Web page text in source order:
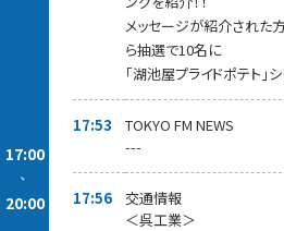
17:00
-
20:00
受かった日などなど...
スカロケからあなたに、
18時15分頃【桃屋の秒メシ】
8月は「桃屋のきざみにんにくを使っ
が生レポート！
メッセージが紹介された
ら抽選で10名に
「湖池屋プライドポテト」
17:53
TOKYO FM NEWS
---
17:56
交通情報
＜呉工業＞